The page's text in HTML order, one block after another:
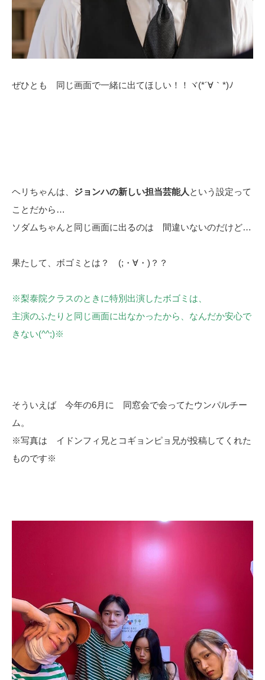
ぜひとも 同じ画面で一緒に出てほしい！！ヾ(*´∀｀*)ﾉ
ヘリちゃんは、 ジョンハの新しい担当芸能人 という設定って
ことだから…
ソダムちゃんと同じ画面に出るのは 間違いないのだけど…
果たして、ボゴミとは？ (;・∀・)？？
※梨泰院クラスのときに特別出演したボゴミは、
主演のふたりと同じ画面に出なかったから、なんだか安心で
きない(^^;)※
そういえば 今年の6月に 同窓会で会ってたウンパルチー
ム。
※写真は イドンフィ兄とコギョンピョ兄が投稿してくれた
ものです※